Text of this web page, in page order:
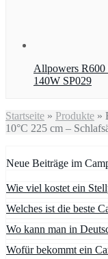
Allpowers R600
140W SP029
Startseite » Produkte »
10°C 225 cm –
Neue Beiträge im
Wie viel kostet ein
Welches ist die beste
Wo kann man in
Wofür bekommt ein